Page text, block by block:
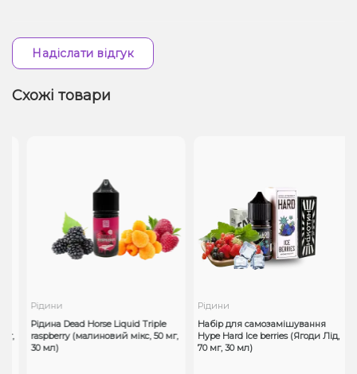
Надіслати відгук
Схожі товари
Рідини
Рідина Dead Horse Liquid Triple
raspberry (малиновий мікс, 50 мг,
30 мл)
Рідини
Набір для самозамішування
Hype Hard Ice berries (Ягоди Лід,
70 мг, 30 мл)